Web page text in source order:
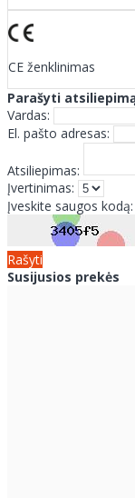
CE ženklinimas
Parašyti
Vardas:
El. pašto adresas:
Atsiliepimas:
Įvertinimas:
Įveskite saugos kodą:
Rašyti
Susijusios prekės